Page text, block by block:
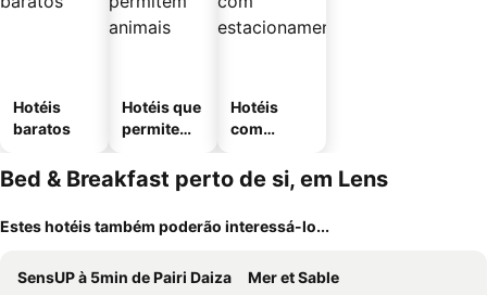
Hotéis
baratos
Hotéis que
permitem
Hotéis
com
mento
Bed & Breakfast perto de si, em Lens
Estes hotéis também poderão interessá-lo...
SensUP à 5min de Pairi Daiza
Mer et Sable